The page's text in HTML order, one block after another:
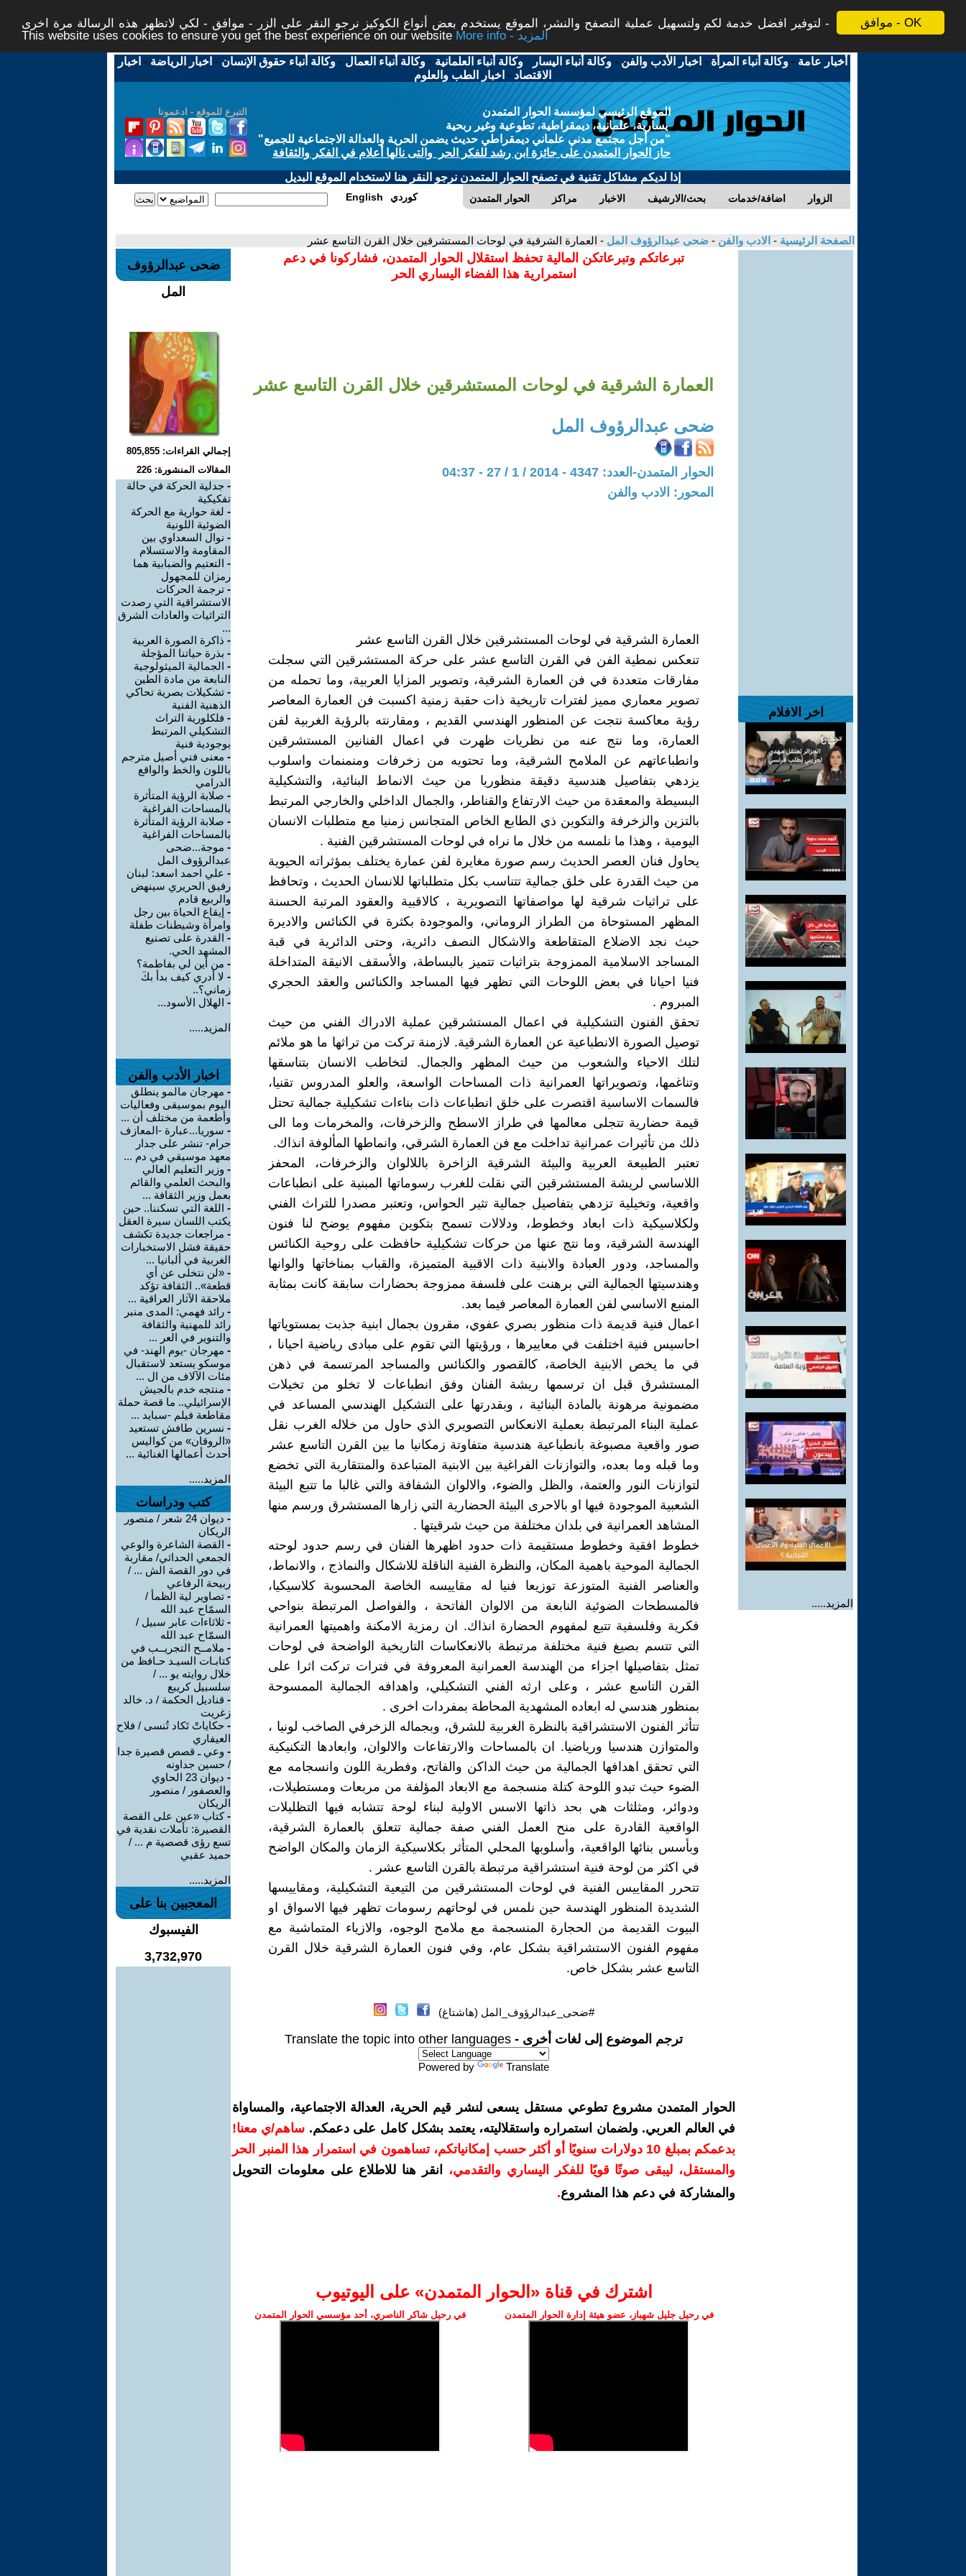
موافق - OK
لتوفير افضل خدمة لكم ولتسهيل عملية التصفح والنشر، الموقع يستخدم بعض أنواع الكوكيز نرجو النقر على الزر - موافق - لكي لاتظهر هذه الرسالة مرة اخرى -
This website uses cookies to ensure you get the best experience on our website
More info - المزيد
أخبار عامة -وكالة أنباء المرأة - اخبار الأدب والفن -وكالة أنباء اليسار -وكالة أنباء العلمانية -وكالة أنباء العمال -وكالة أنباء حقوق الإنسان - اخبار الرياضة - اخبار
الاقتصاد - اخبار الطب والعلوم
التبرع للموقع - ادعمونا
الموقع الرئيسي لمؤسسة الحوار المتمدن
يسارية، علمانية، ديمقراطية، تطوعية وغير ربحية
"من أجل مجتمع مدني علماني ديمقراطي حديث يضمن الحرية والعدالة الاجتماعية للجميع"
حاز الحوار المتمدن على جائزة ابن رشد للفكر الحر والتى نالها أعلام في الفكر والثقافة
إذا لديكم مشاكل تقنية في تصفح الحوار المتمدن نرجو النقر هنا لاستخدام الموقع البديل
الحوار المتمدن مراكز الاخبار بحث/الارشيف اضافة/خدمات الزوار English كوردي
الصفحة الرئيسية - الادب والفن - ضحى عبدالرؤوف المل - العمارة الشرقية في لوحات المستشرقين خلال القرن التاسع عشر
اخر الافلام
المزيد.....
تبرعاتكم وتبرعاتكن المالية تحفظ استقلال الحوار المتمدن، فشاركونا في دعم
استمرارية هذا الفضاء اليساري الحر
العمارة الشرقية في لوحات المستشرقين خلال القرن التاسع عشر
ضحى عبدالرؤوف المل
الحوار المتمدن-العدد: 4347 - 2014 / 1 / 27 - 04:37
المحور: الادب والفن
العمارة الشرقية في لوحات المستشرقين خلال القرن التاسع عشر
تنعكس نمطية الفن في القرن التاسع عشر على حركة المستشرقين التي سجلت
مفارقات متعددة في فن العمارة الشرقية، وتصوير المزايا العربية، وما تحمله من
تصوير معماري مميز لفترات تاريخية ذات حقبة زمنية اكسبت فن العمارة المعاصر
رؤية معاكسة نتجت عن المنظور الهندسي القديم ، ومقارنته بالرؤية الغربية لفن
العمارة، وما نتج عنه من نظريات ظهرت في اعمال الفنانين المستشرقين
وانطباعاتهم عن الملامح الشرقية، وما تحتويه من زخرفات ومنمنمات واسلوب
يزدهي بتفاصيل هندسية دقيقة منظوريا من حيث الانماط البنائية، والتشكيلية
البسيطة والمعقدة من حيث الارتفاع والقناطر، والجمال الداخلي والخارجي المرتبط
بالتزين والزخرفة والتكوين ذي الطابع الخاص المتجانس زمنيا مع متطلبات الانسان
اليومية ، وهذا ما نلمسه من خلال ما نراه في لوحات المستشرقين الفنية .
يحاول فنان العصر الحديث رسم صورة مغايرة لفن عمارة يختلف بمؤثراته الحيوية
من حيث القدرة على خلق جمالية تتناسب بكل متطلباتها للانسان الحديث ، وتحافظ
على تراثيات شرقية لها مواصفاتها التصويرية ، كالاقبية والعقود المرتبة الحسنة
المظهر المستوحاة من الطراز الروماني، والموجودة بكثرة في الكنائس والاديرة
حيث نجد الاضلاع المتقاطعة والاشكال النصف دائرية، وحتى الدائرية في قبة
المساجد الاسلامية الممزوجة بتراثيات تتميز بالبساطة، والأسقف الانيقة المتداخلة
فنيا احيانا في بعض اللوحات التي تظهر فيها المساجد والكنائس والعقد الحجري
المبروم .
تحقق الفنون التشكيلية في اعمال المستشرقين عملية الادراك الفني من حيث
توصيل الصورة الانطباعية عن العمارة الشرقية. لازمنة تركت من تراثها ما هو ملائم
لتلك الاحياء والشعوب من حيث المظهر والجمال. لتخاطب الانسان بتناسقها
وتناغمها، وتصويراتها العمرانية ذات المساحات الواسعة، والعلو المدروس تقنيا،
فالسمات الاساسية اقتصرت على خلق انطباعات ذات بناءات تشكيلية جمالية تحتل
قيمة حضارية تتجلى معالمها في طراز الاسطح والزخرفات، والمخرمات وما الى
ذلك من تأثيرات عمرانية تداخلت مع فن العمارة الشرقي، وانماطها المألوفة انذاك.
تعتبر الطبيعة العربية والبيئة الشرقية الزاخرة باللالوان والزخرفات، المحفز
اللاساسي لريشة المستشرقين التي نقلت للغرب رسوماتها المبنية على انطباعات
واقعية، وتخيلية تزدهي بتفاصيل جمالية تثير الحواس، وتعتبر مصدرا للتراث الفني
ولكلاسيكية ذات ابعاد وخطوط، ودلالات تسمح بتكوين مفهوم يوضح لنا فنون
الهندسة الشرقية، وما نتج عنها من حركات تشكيلية حافظت على روحية الكنائس
والمساجد، ودور العبادة والابنية ذات الاقبية المتميزة، والقباب بمناخاتها والوانها
وهندسيتها الجمالية التي برهنت على فلسفة ممزوجة بحضارات سابقة كانت بمثابة
المنبع الاساسي لفن العمارة المعاصر فيما بعد.
اعمال فنية قديمة ذات منظور بصري عفوي، مقرون بجمال ابنية جذبت بمستوياتها
احاسيس فنية اختلفت في معاييرها ، ورؤيتها التي تقوم على مبادى رياضية احيانا ،
في ما يخص الابنية الخاصة، كالقصور والكنائس والمساجد المرتسمة في ذهن
المستشرق قبل ان ترسمها ريشة الفنان وفق انطباعات لا تخلو من تخيلات
مضمونية مرهونة بالمادة البنائية ، وبقدرتها على التشكيل الهندسي المساعد في
عملية البناء المرتبطة بعملية الانعكاس التصويري الذي حاول من خلاله الغرب نقل
صور واقعية مصبوغة بانطباعية هندسية متفاوتة زمكانيا ما بين القرن التاسع عشر
وما قبله وما بعده، والتوازنات الفراغية بين الابنية المتباعدة والمنتقارية التي تخضع
لتوازنات النور والعتمة، والظل والضوء، والالوان الشفافة والتي غالبا ما تتبع البيئة
الشعبية الموجودة فيها او بالاحرى البيئة الحضارية التي زارها المستشرق ورسم منها
المشاهد العمرانية في بلدان مختلفة من حيث شرقيتها .
خطوط افقية وخطوط مستقيمة ذات حدود اظهرها الفنان في رسم حدود لوحته
الجمالية الموحية باهمية المكان، والنظرة الفنية الناقلة للاشكال والنماذج ، والانماط،
والعناصر الفنية المتوزعة توزيعا فنيا له مقاييسه الخاصة المحسوبة كلاسيكيا،
فالمسطحات الضوئية النابعة من الالوان الفاتحة ، والفواصل المرتبطة بنواحي
فكرية وفلسفية تتبع لمفهوم الحضارة انذاك. ان رمزية الامكنة واهميتها العمرانية
التي تتسم بصيغ فنية مختلفة مرتبطة بالانعكاسات التاريخية الواضحة في لوحات
تمثل بتفاصيلها اجزاء من الهندسة العمرانية المعروفة في فترات تركت اثرا على
القرن التاسع عشر ، وعلى ارثه الفني التشكيلي، واهدافه الجمالية الممسوحة
بمنظور هندسي له ابعاده المشهدية المحاطة بمفردات اخرى .
تتأثر الفنون الاستشراقية بالنظرة الغربية للشرق، وبجماله الزخرفي الصاخب لونيا ،
والمتوازن هندسيا ورياضيا. ان بالمساحات والارتفاعات والالوان، وابعادها التكنيكية
التي تحقق اهدافها الجمالية من حيث الداكن والفاتح، وفطرية اللون وانسجامه مع
الضوء حيث تبدو اللوحة كتلة منسجمة مع الابعاد المؤلفة من مربعات ومستطيلات،
ودوائر، ومثلثات هي بحد ذاتها الاسس الاولية لبناء لوحة تتشابه فيها التظليلات
الواقعية القادرة على منح العمل الفني صفة جمالية تتعلق بالعمارة الشرقية،
وبأسس بنائها الواقعية، وأسلوبها المحلي المتأثر بكلاسيكية الزمان والمكان الواضح
في اكثر من لوحة فنية استشراقية مرتبطة بالقرن التاسع عشر .
تتحرر المقاييس الفنية في لوحات المستشرقين من التيعية التشكيلية، ومقاييسها
الشديدة المنظور الهندسة حين نلمس في لوحاتهم رسومات تظهر فيها الاسواق او
البيوت القديمة من الحجارة المنسجمة مع ملامح الوجوه، والازياء المتماشية مع
مفهوم الفنون الاستشراقية بشكل عام، وفي فنون العمارة الشرقية خلال القرن
التاسع عشر بشكل خاص.
#ضحى_عبدالرؤوف_المل (هاشتاغ)
ترجم الموضوع إلى لغات أخرى - Translate the topic into other languages
Powered by Translate
الحوار المتمدن مشروع تطوعي مستقل يسعى لنشر قيم الحرية، العدالة الاجتماعية، والمساواة
في العالم العربي. ولضمان استمراره واستقلاليته، يعتمد بشكل كامل على دعمكم. ساهم/ي معنا!
بدعمكم بمبلغ 10 دولارات سنويًا أو أكثر حسب إمكانياتكم، تساهمون في استمرار هذا المنبر الحر
والمستقل، ليبقى صوتًا قويًا للفكر اليساري والتقدمي،
انقر هنا للاطلاع على معلومات التحويل
والمشاركة في دعم هذا المشروع.
اشترك في قناة ‫«الحوار المتمدن» على اليوتيوب
في رحيل جليل شهباز، عضو هيئة إدارة الحوار المتمدن في رحيل شاكر الناصري، أحد مؤسسي الحوار المتمدن
ضحى عبدالرؤوف
المل
إجمالي القراءات: 805,855
المقالات المنشورة: 226
- جدلية الحركة في حالة
تفكيكية
- لغة حوارية مع الحركة
الضوئية اللونية
- نوال السعداوي بين
المقاومة والاستسلام
- التعتيم والضبابية هما
رمزان للمجهول
- ترجمة الحركات
الاستشراقية التي رصدت
التراثيات والعادات الشرق
...
- ذاكرة الصورة العربية
- بذرة حياتنا المؤجلة
- الجمالية الميثولوجية
النابعة من مادة الطين
- تشكيلات بصرية تحاكي
الذهنية الفنية
- فلكلورية التراث
التشكيلي المرتبط
بوجودية فنية
- معنى فني أصيل مترجم
باللون والخط والواقع
الدرامي
- صلابة الرؤية المتأثرة
بالمساحات الفراغية
- صلابة الرؤية المتأثرة
بالمساحات الفراغية
- موجة...ضحى
عبدالرؤوف المل
- علي احمد اسعد: لبنان
رفيق الحريري سينهض
والربيع قادم
- إيقاع الحياة بين رجل
وامرأة وشيطنات طفلة
- القدرة على تصنيع
المشهد الحي.
- من أين لي بفاطمة؟
- لا أدري كيف بدأ بكَ
زماني؟..
- الهلال الأسود...
المزيد.....
اخبار الأدب والفن
- مهرجان مالمو ينطلق
اليوم بموسيقى وفعاليات
وأطعمة من مختلف أن ...
- سوريا...عبارة -المعازف
حرام- تنشر على جدار
معهد موسيقي في دم ...
- وزير التعليم العالي
والبحث العلمي والقائم
بعمل وزير الثقافة ...
- اللغة التي تسكننا.. حين
يكتب اللسان سيرة العقل
- مراجعات جديدة تكشف
حقيقة فشل الاستخبارات
الغربية في ألبانيا ...
- «لن نتخلى عن أي
قطعة».. الثقافة تؤكد
ملاحقة الآثار العراقية ...
- رائد فهمي: المدى منبر
رائد للمهنية والثقافة
والتنوير في العر ...
- مهرجان -يوم الهند- في
موسكو يستعد لاستقبال
مئات الآلاف من ال ...
- منتجه خدم بالجيش
الإسرائيلي.. ما قصة حملة
مقاطعة فيلم -سبايد ...
- نسرين طافش تستعيد
«الروقان» من كواليس
أحدث أعمالها الغنائية ...
المزيد.....
كتب ودراسات
-
ديوان 24 شعر / منصور
الريكان
- القصة الشاعرة والوعي
الجمعي الحداثي/ مقاربة
في دور القصة الش ... /
ربيحة الرفاعي
- تصاوير لية الظمأ /
السمّاح عبد الله
- ثلاثاءات عابر سبيل /
السمّاح عبد الله
- ملامــح التجريــب في
كتابـات السيـد حـافظ من
خلال روايته يو ... /
سلسبيل كريبع
- قناديل الحكمة / د. خالد
زغريت
- حكاياتْ تَكاد تُنسى / فلاح
العيفاري
- وعي ـ قصص قصيرة جدا
/ حسين جداونه
-
ديوان 23 الحاوي
والعصفور / منصور
الريكان
-كتاب «عين على القصة
القصيرة: تأملات نقدية في
تسع رؤى قصصية م ... /
حميد عقبي
المزيد.....
المعجبين بنا على
الفيسبوك
3,732,970